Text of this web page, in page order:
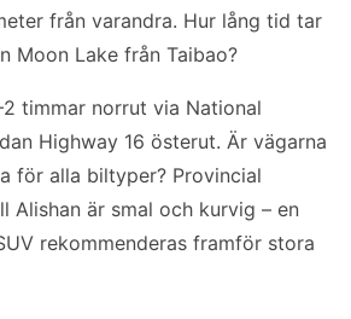
från varandra. Hur lång tid tar
Moon Lake från Taibao?
timmar norrut via National
Highway 16 österut. Är vägarna
för alla biltyper? Provincial
Alishan är smal och kurvig – en
rekommenderas framför stora